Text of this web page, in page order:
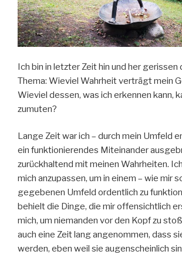
Ich bin in letzter Zeit hin und her gerissen
Thema: Wieviel Wahrheit verträgt mein
Wieviel dessen, was ich erkennen kann,
zumuten?
Lange Zeit war ich – durch mein Umfeld
ein funktionierendes Miteinander
zurückhaltend mit meinen Wahrheiten.
mich anzupassen, um in einem – wie mir
gegebenen Umfeld ordentlich zu
behielt die Dinge, die mir offensichtlich
mich, um niemanden vor den Kopf zu
auch eine Zeit lang angenommen, dass
werden, eben weil sie augenscheinlich